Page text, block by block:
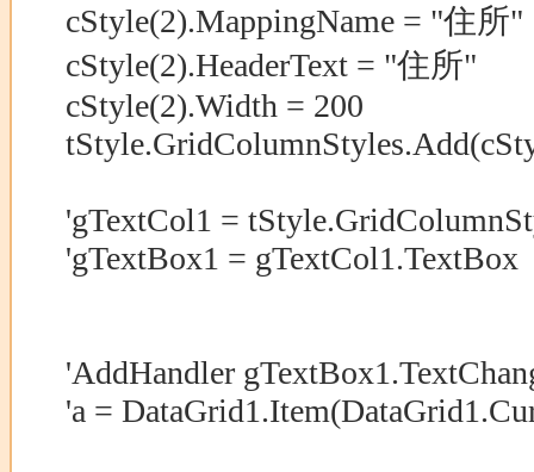
cStyle(2).MappingName = "住所"
cStyle(2).HeaderText = "住所"
cStyle(2).Width = 200
'gTextCol1 =
'gTextBox1 = gTextCol1.TextBox
'AddHandler
'a =